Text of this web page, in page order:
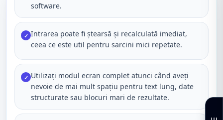
software.
✓ Intrarea poate fi ștearsă și recalculată imediat,
ceea ce este util pentru sarcini mici repetate.
✓ Utilizați modul ecran complet atunci când aveți
nevoie de mai mult spațiu pentru text lung, date
structurate sau blocuri mari de rezultate.